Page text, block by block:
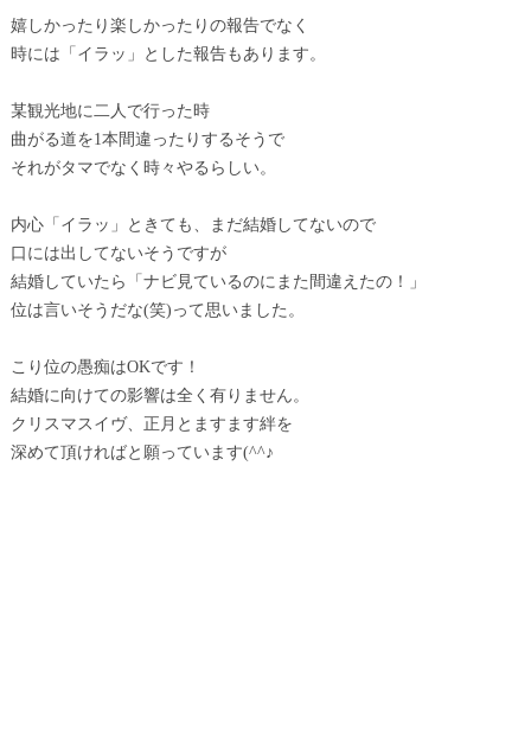
嬉しかったり楽しかったりの報告でなく
時には「イラッ」とした報告もあります。
某観光地に二人で行った時
曲がる道を1本間違ったりするそうで
それがタマでなく時々やるらしい。
内心「イラッ」ときても、まだ結婚してないので
口には出してないそうですが
結婚していたら「ナビ見ているのにまた間違えたの！」
位は言いそうだな(笑)って思いました。
こり位の愚痴はOKです！
結婚に向けての影響は全く有りません。
クリスマスイヴ、正月とますます絆を
深めて頂ければと願っています(^^♪